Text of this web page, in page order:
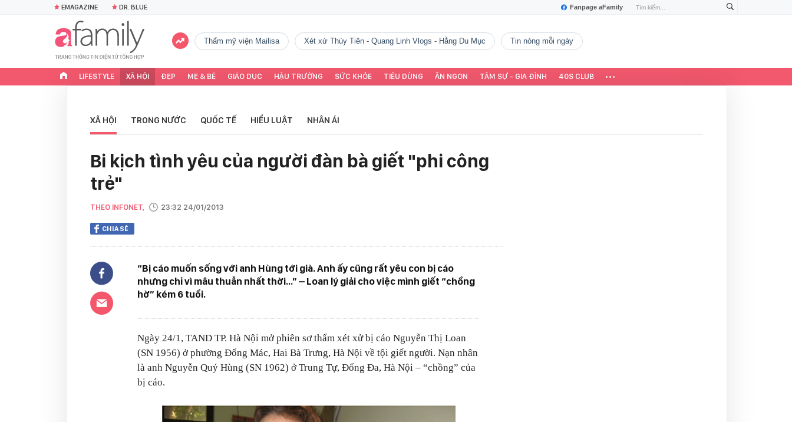
Fanpage aFamily
EMAGAZINE DR. BLUE
Thẩm mỹ viện Mailisa Xét xử Thùy Tiên - Quang Linh Vlogs - Hằng Du Mục tin nóng mỗi ngày
LIFESTYLE XÃ HỘI ĐẸP MẸ & BÉ GIÁO DỤC HẬU TRƯỜNG SỨC KHỎE TIÊU DÙNG ĂN NGON TÂM SỰ - GIA ĐÌNH 40S CLUB
XÃ HỘI TRONG NƯỚC QUỐC TẾ HIỂU LUẬT NHÂN ÁI
Bi kịch tình yêu của người đàn bà giết "phi công
trẻ"
THEO INFONET, 23:32 24/01/2013
CHIA SẺ
“Bị cáo muốn sống với anh Hùng tới già. Anh ấy cũng rất yêu con bị cáo
nhưng chỉ vì mâu thuẫn nhất thời...” – Loan lý giải cho việc mình giết “chồng
hờ” kém 6 tuổi.
Ngày 24/1, TAND TP. Hà Nội mở phiên sơ thẩm xét xử bị cáo Nguyễn Thị Loan
(SN 1956) ở phường Đống Mác, Hai Bà Trưng, Hà Nội về tội giết người. Nạn nhân
là anh Nguyễn Quý Hùng (SN 1962) ở Trung Tự, Đống Đa, Hà Nội – “chồng” của
bị cáo.